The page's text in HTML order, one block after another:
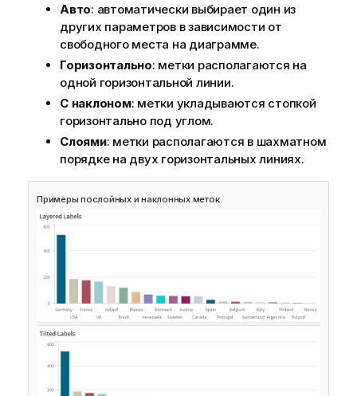
Авто: автоматически выбирает один из
других параметров в зависимости от
свободного места на диаграмме.
Горизонтально: метки располагаются на
одной горизонтальной линии.
С наклоном: метки укладываются стопкой
горизонтально под углом.
Слоями: метки располагаются в шахматном
порядке на двух горизонтальных линиях.
Примеры послойных и наклонных меток